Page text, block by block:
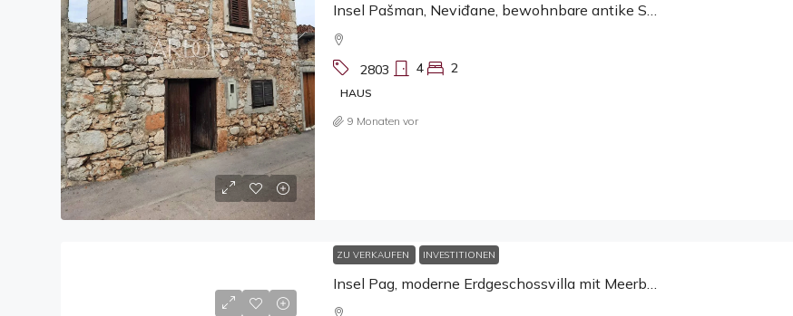
Insel Pašman, Neviđane, bewohnbare antike Stätte!
2803 4 2
HAUS
9 Monaten vor
ZU VERKAUFEN INVESTITIONEN